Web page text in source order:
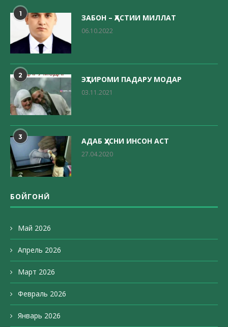
1 ЗАБОН – ҲАСТИИ МИЛЛАТ
06.10.2022
2 ЭҲТИРОМИ ПАДАРУ МОДАР
03.11.2021
3 АДАБ ҲУСНИ ИНСОН АСТ
27.04.2020
БОЙГОНӢ
Май 2026
Апрель 2026
Март 2026
Февраль 2026
Январь 2026